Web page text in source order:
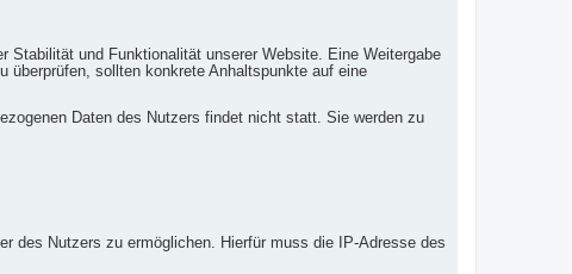
Stabilität und Funktionalität unserer Website. Eine Weitergabe
überprüfen, sollten konkrete Anhaltspunkte auf eine
Daten des Nutzers findet nicht statt. Sie werden zu
des Nutzers zu ermöglichen. Hierfür muss die IP-Adresse des